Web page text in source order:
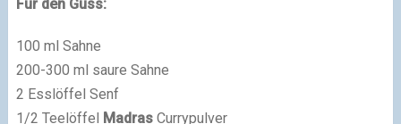
Für den Guss:
100 ml Sahne
200-300 ml saure Sahne
2 Esslöffel Senf
1/2 Teelöffel MadrasCurrypulver